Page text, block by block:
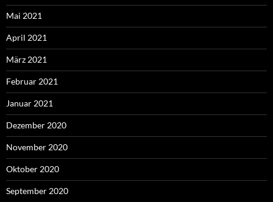
Mai 2021
April 2021
März 2021
Februar 2021
Januar 2021
Dezember 2020
November 2020
Oktober 2020
September 2020